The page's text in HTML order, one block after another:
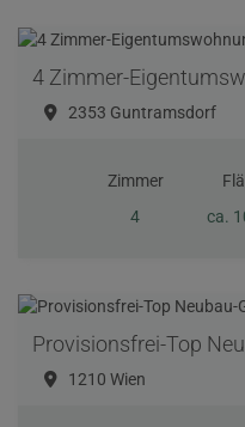
4 Zimmer-
2353 Guntramsdorf
Zimmer
4
ca.
Provisionsfrei-Top
1210 Wien